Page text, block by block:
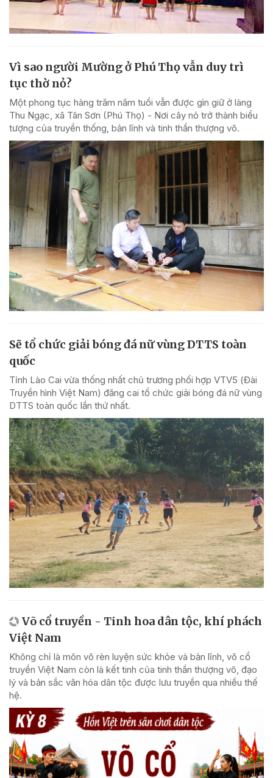
Vì sao người Mường ở Phú Thọ vẫn duy trì
tục thờ nỏ?
Một phong tục hàng trăm năm tuổi vẫn được gìn giữ ở làng
Thu Ngạc, xã Tân Sơn (Phú Thọ) - Nơi cây nỏ trở thành biểu
tượng của truyền thống, bản lĩnh và tinh thần thượng võ.
Sẽ tổ chức giải bóng đá nữ vùng DTTS toàn
quốc
Tỉnh Lào Cai vừa thống nhất chủ trương phối hợp VTV5 (Đài
Truyền hình Việt Nam) đăng cai tổ chức giải bóng đá nữ vùng
DTTS toàn quốc lần thứ nhất.
Võ cổ truyền - Tinh hoa dân tộc, khí phách
Việt Nam
Không chỉ là môn võ rèn luyện sức khỏe và bản lĩnh, võ cổ
truyền Việt Nam còn là kết tinh của tinh thần thượng võ, đạo
lý và bản sắc văn hóa dân tộc được lưu truyền qua nhiều thế
hệ.